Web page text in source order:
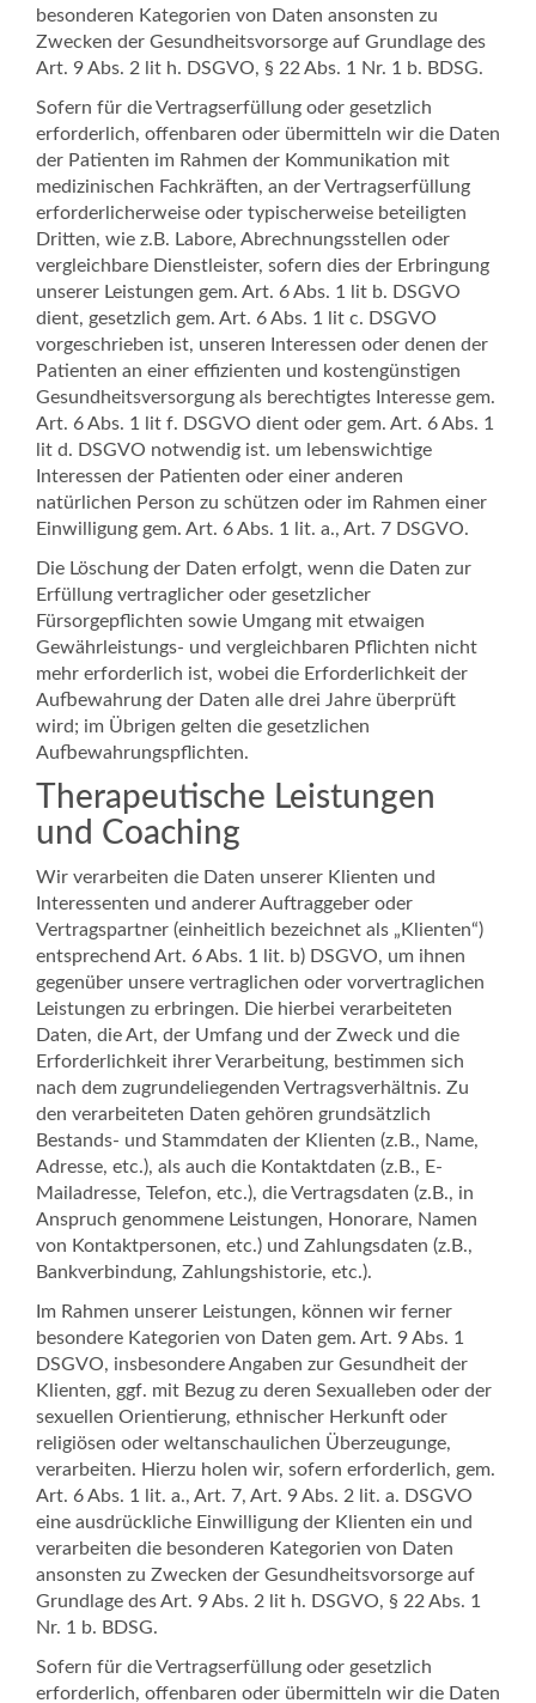
besonderen Kategorien von Daten ansonsten zu
Zwecken der Gesundheitsvorsorge auf Grundlage des
Art. 9 Abs. 2 lit h. DSGVO, § 22 Abs. 1 Nr. 1 b. BDSG.
Sofern für die Vertragserfüllung oder gesetzlich
erforderlich, offenbaren oder übermitteln wir die Daten
der Patienten im Rahmen der Kommunikation mit
medizinischen Fachkräften, an der Vertragserfüllung
erforderlicherweise oder typischerweise beteiligten
Dritten, wie z.B. Labore, Abrechnungsstellen oder
vergleichbare Dienstleister, sofern dies der Erbringung
unserer Leistungen gem. Art. 6 Abs. 1 lit b. DSGVO
dient, gesetzlich gem. Art. 6 Abs. 1 lit c. DSGVO
vorgeschrieben ist, unseren Interessen oder denen der
Patienten an einer effizienten und kostengünstigen
Gesundheitsversorgung als berechtigtes Interesse gem.
Art. 6 Abs. 1 lit f. DSGVO dient oder gem. Art. 6 Abs. 1
lit d. DSGVO notwendig ist. um lebenswichtige
Interessen der Patienten oder einer anderen
natürlichen Person zu schützen oder im Rahmen einer
Einwilligung gem. Art. 6 Abs. 1 lit. a., Art. 7 DSGVO.
Die Löschung der Daten erfolgt, wenn die Daten zur
Erfüllung vertraglicher oder gesetzlicher
Fürsorgepflichten sowie Umgang mit etwaigen
Gewährleistungs- und vergleichbaren Pflichten nicht
mehr erforderlich ist, wobei die Erforderlichkeit der
Aufbewahrung der Daten alle drei Jahre überprüft
wird; im Übrigen gelten die gesetzlichen
Aufbewahrungspflichten.
Therapeutische Leistungen
und Coaching
Wir verarbeiten die Daten unserer Klienten und
Interessenten und anderer Auftraggeber oder
Vertragspartner (einheitlich bezeichnet als „Klienten“)
entsprechend Art. 6 Abs. 1 lit. b) DSGVO, um ihnen
gegenüber unsere vertraglichen oder vorvertraglichen
Leistungen zu erbringen. Die hierbei verarbeiteten
Daten, die Art, der Umfang und der Zweck und die
Erforderlichkeit ihrer Verarbeitung, bestimmen sich
nach dem zugrundeliegenden Vertragsverhältnis. Zu
den verarbeiteten Daten gehören grundsätzlich
Bestands- und Stammdaten der Klienten (z.B., Name,
Adresse, etc.), als auch die Kontaktdaten (z.B., E-
Mailadresse, Telefon, etc.), die Vertragsdaten (z.B., in
Anspruch genommene Leistungen, Honorare, Namen
von Kontaktpersonen, etc.) und Zahlungsdaten (z.B.,
Bankverbindung, Zahlungshistorie, etc.).
Im Rahmen unserer Leistungen, können wir ferner
besondere Kategorien von Daten gem. Art. 9 Abs. 1
DSGVO, insbesondere Angaben zur Gesundheit der
Klienten, ggf. mit Bezug zu deren Sexualleben oder der
sexuellen Orientierung, ethnischer Herkunft oder
religiösen oder weltanschaulichen Überzeugunge,
verarbeiten. Hierzu holen wir, sofern erforderlich, gem.
Art. 6 Abs. 1 lit. a., Art. 7, Art. 9 Abs. 2 lit. a. DSGVO
eine ausdrückliche Einwilligung der Klienten ein und
verarbeiten die besonderen Kategorien von Daten
ansonsten zu Zwecken der Gesundheitsvorsorge auf
Grundlage des Art. 9 Abs. 2 lit h. DSGVO, § 22 Abs. 1
Nr. 1 b. BDSG.
Sofern für die Vertragserfüllung oder gesetzlich
erforderlich, offenbaren oder übermitteln wir die Daten